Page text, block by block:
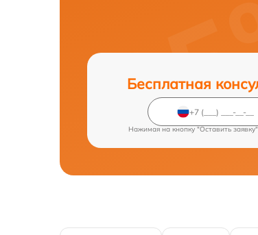
Бесплатная
Нажимая на кнопку "Оставить